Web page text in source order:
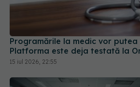
Programările la medic vor putea
Platforma este deja testată la
15 iul 2026, 22:55